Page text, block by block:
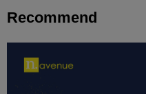
Recommend